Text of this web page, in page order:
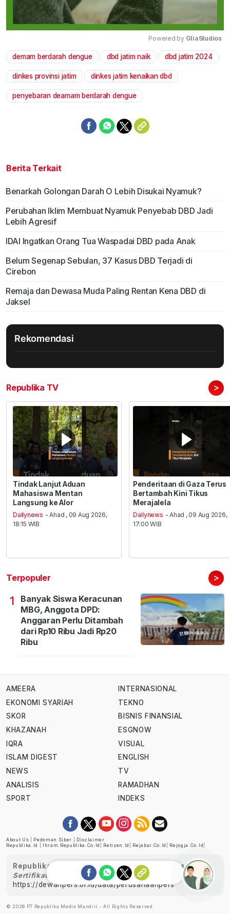
Mute
Powered by GliaStudios
demam berdarah dengue dbd jatim naik dbd jatim 2024
dinkes provinsi jatim dinkes jatim kenaikan dbd
penyebaran deamam berdarah dengue
Berita Terkait
Benarkah Golongan Darah O Lebih Disukai Nyamuk?
Perubahan Iklim Membuat Nyamuk Penyebab DBD Jadi
Lebih Agresif
IDAI Ingatkan Orang Tua Waspadai DBD pada Anak
Belum Segenap Sebulan, 37 Kasus DBD Terjadi di
Cirebon
Remaja dan Dewasa Muda Paling Rentan Kena DBD di
Jaksel
Rekomendasi
Republika TV >
Tindak Lanjut Aduan
Mahasiswa Mentan
Langsung ke Alor
Dailynews - Ahad , 09 Aug 2026,
18:15 WIB
Penderitaan di Gaza Terus
Bertambah Kini Tikus
Merajalela
Dailynews - Ahad , 09 Aug 2026,
17:00 WIB
Terpopuler >
1
Banyak Siswa Keracunan
MBG, Anggota DPD:
Anggaran Perlu Ditambah
dari Rp10 Ribu Jadi Rp20
Ribu
AMEERA
EKONOMI SYARIAH
SKOR
KHAZANAH
IQRA
ISLAM DIGEST
NEWS
ANALISIS
SPORT
INTERNASIONAL
TEKNO
BISNIS FINANSIAL
ESGNOW
VISUAL
ENGLISH
TV
RAMADHAN
INDEKS
About Us Pedoman Siber
Disclaimer
Republika.id
Ihram.republika.co.id Retizen.id Rejabar.co.id Rejogja.co.id
Republika telah diverifikasi oleh Dewan Pers
Sertifikat Nomor 1058/DP-Verifikasi/K/XII/2022
https://dewanpers.or.id/data/perusahaanpers
© 2026 PT Republika Media Mandiri - All Rights Reserved.